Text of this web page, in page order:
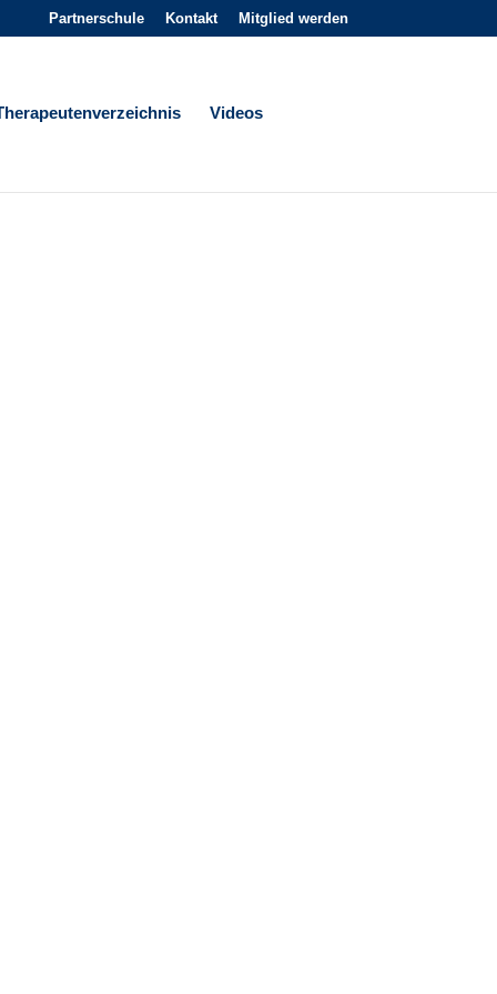
Partnerschule Kontakt Mitglied werden
Videos